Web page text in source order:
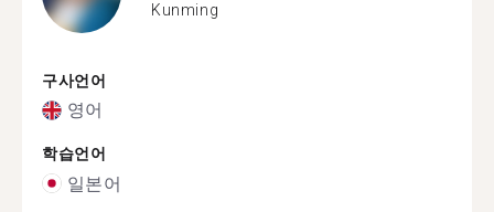
Kunming
구사언어
영어
학습언어
일본어